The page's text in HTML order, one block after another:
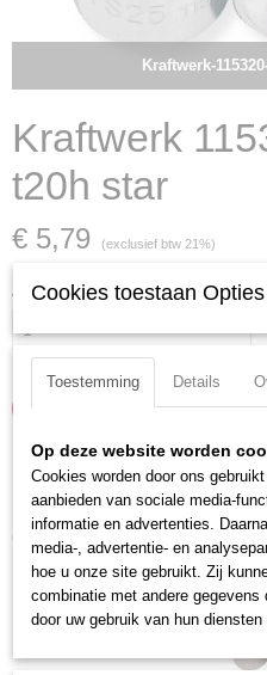
Kraftwerk-
Kraftwerk
t20h star
€ 5,79 (exclusief btw 21%)
Aantal
IN WINKELWAGEN
Specificaties
Productcode
115320
EAN code
7612206091299
Productcode leverancier
115320
Ook interessant
Cookies toestaan Opties
Toestemming Details
Op deze website worden
Cookies worden door ons
aanbieden van sociale media-
informatie en advertenties.
media-, advertentie- en
hoe u onze site gebruikt. Zij
combinatie met andere
door uw gebruik van hun